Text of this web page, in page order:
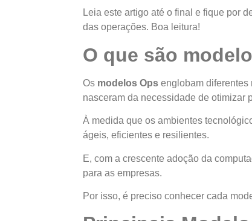
Leia este artigo até o final e fique por
das operações. Boa leitura!
O que são
Os modelos Ops englobam diferentes
nasceram da necessidade de otimizar
À medida que os ambientes
ágeis, eficientes e resilientes.
E, com a crescente adoção da
para as empresas.
Por isso, é preciso conhecer cada